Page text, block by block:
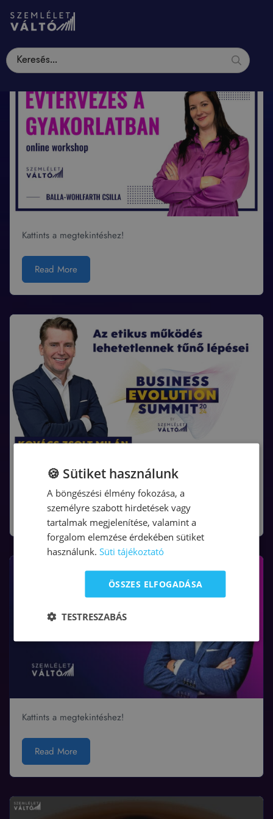
Kattints a megtekintéshez!
Read More
Kattints a megtekintéshez!
Read More
Kattints a megtekintéshez!
Read More
🍪 Sütiket használunk
A böngészési élmény fokozása, a
személyre szabott hirdetések vagy
tartalmak megjelenítése, valamint a
forgalom elemzése érdekében sütiket
használunk. Süti tájékoztató
ÖSSZES ELFOGADÁSA
TESTRESZABÁS